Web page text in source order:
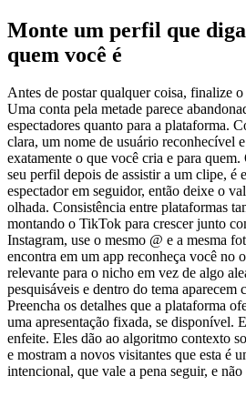
Monte um perfil que
quem você é
Antes de postar qualquer coisa, finalize
Uma conta pela metade parece
espectadores quanto para a plataforma.
clara, um nome de usuário reconhecível
exatamente o que você cria e para
seu perfil depois de assistir a um clipe, é
espectador em seguidor, então deixe o
olhada. Consistência entre plataformas
montando o TikTok para crescer junto
Instagram, use o mesmo @ e a mesma
encontra em um app reconheça você no
relevante para o nicho em vez de algo
pesquisáveis e dentro do tema aparecem
Preencha os detalhes que a plataforma
uma apresentação fixada, se disponível.
enfeite. Eles dão ao algoritmo contexto
e mostram a novos visitantes que esta é
intencional, que vale a pena seguir, e